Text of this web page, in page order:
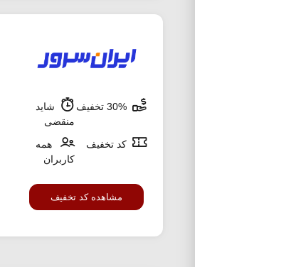
شاید
منقضی
کد تخفیف
همه
کاربران
مشاهده کد تخفیف